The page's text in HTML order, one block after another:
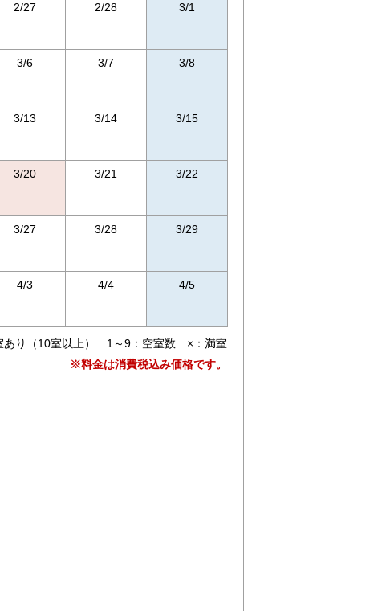
2/27 2/28 3/1
3/6 3/7 3/8
3/13 3/14 3/15
3/20 3/21 3/22
3/27 3/28 3/29
4/3 4/4 4/5
あり（10室以上） 1～9：空室数 ×：満室
※料金は消費税込み価格です。